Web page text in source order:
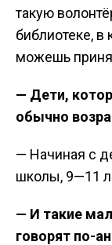
такую
библиотеке, в
можешь
— Дети,
обычно
— Начиная с
школы, 9—11
— И такие
говорят по-